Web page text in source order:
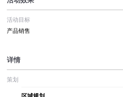
活动目标
产品销售
详情
策划